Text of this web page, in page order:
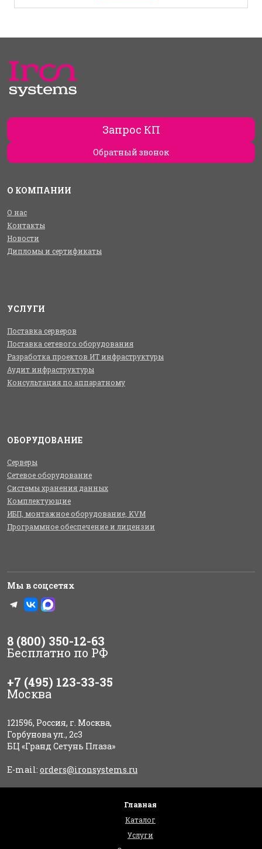
Запрос КП
Обратный звонок
О КОМПАНИИ
О нас
Контакты
Новости
Дипломы и сертификаты
УСЛУГИ
Поставка серверов
Поставка сетевого оборудования
Разработка проектов ИТ инфраструктуры
Аудит инфраструктуры
Консультация по аппаратному
ОБОРУДОВАНИЕ
Серверы
Сетевое оборудование
Системы хранения данных
Комплектующие
ИБП, монтажное оборудование, KVM
Программное обеспечение и лицензии
Мы в соцсетях
8 (800) 350-12-63
Бесплатно по РФ
+7 (495) 123-33-35
Москва
121596, Россия, г. Москва,
Горбунова ул., 2с3
БЦ «Гранд Сетунь Плаза»
E-mail: orders@ironsystems.ru
Главная
Каталог
Услуги